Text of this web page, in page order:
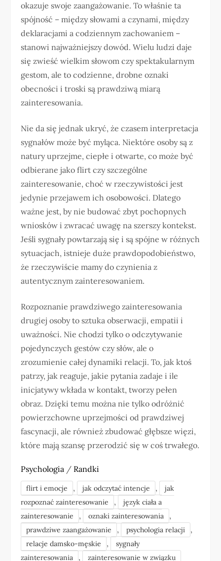
okazuje swoje zaangażowanie. To właśnie ta
spójność – między słowami a czynami, między
deklaracjami a codziennym zachowaniem –
stanowi najważniejszy dowód. Wielu ludzi daje
się zwieść wielkim słowom czy spektakularnym
gestom, ale to codzienne, drobne oznaki
obecności i troski są prawdziwą miarą
zainteresowania.
Nie da się jednak ukryć, że czasem interpretacja
sygnałów może być myląca. Niektóre osoby są z
natury uprzejme, ciepłe i otwarte, co może być
odbierane jako flirt czy szczególne
zainteresowanie, choć w rzeczywistości jest
jedynie przejawem ich osobowości. Dlatego
ważne jest, by nie budować zbyt pochopnych
wniosków i zwracać uwagę na szerszy kontekst.
Jeśli sygnały powtarzają się i są spójne w różnych
sytuacjach, istnieje duże prawdopodobieństwo,
że rzeczywiście mamy do czynienia z
autentycznym zainteresowaniem.
Rozpoznanie prawdziwego zainteresowania
drugiej osoby to sztuka obserwacji, empatii i
uważności. Nie chodzi tylko o odczytywanie
pojedynczych gestów czy słów, ale o
zrozumienie całej dynamiki relacji. To, jak ktoś
patrzy, jak reaguje, jakie pytania zadaje i ile
inicjatywy wkłada w kontakt, tworzy pełen
obraz. Dzięki temu można nie tylko odróżnić
powierzchowne uprzejmości od prawdziwej
fascynacji, ale również zbudować głębsze więzi,
które mają szansę przerodzić się w coś trwałego.
Psychologia / Randki
flirt i emocje , jak odczytać intencje ,
jak
rozpoznać zainteresowanie
,
język ciała a
zainteresowanie
, oznaki zainteresowania ,
prawdziwe zaangażowanie , psychologia relacji ,
relacje damsko-męskie ,
sygnały
zainteresowania
, zainteresowanie w związku